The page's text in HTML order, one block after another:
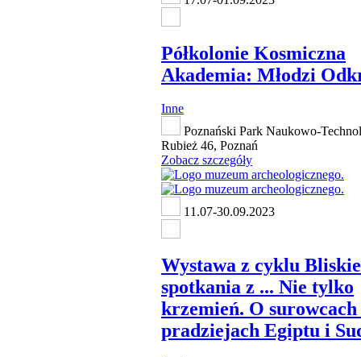
Półkolonie Kosmiczna
Akademia: Młodzi
Inne
Poznański Park Naukowo-
Rubież 46, Poznań
Zobacz szczegóły
11.07-30.09.2023
Wystawa z cyklu Bliskie
spotkania z ... Nie tylko
krzemień. O surowcach
pradziejach Egiptu i